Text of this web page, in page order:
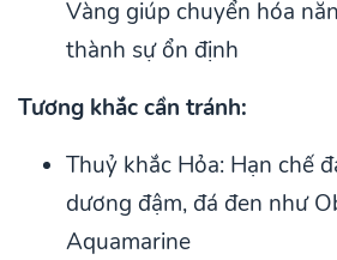
Vàng giúp chuyển hóa
thành sự ổn định
Tương khắc cần tránh:
Thuỷ khắc Hỏa: Hạn chế
dương đậm, đá đen như
Aquamarine